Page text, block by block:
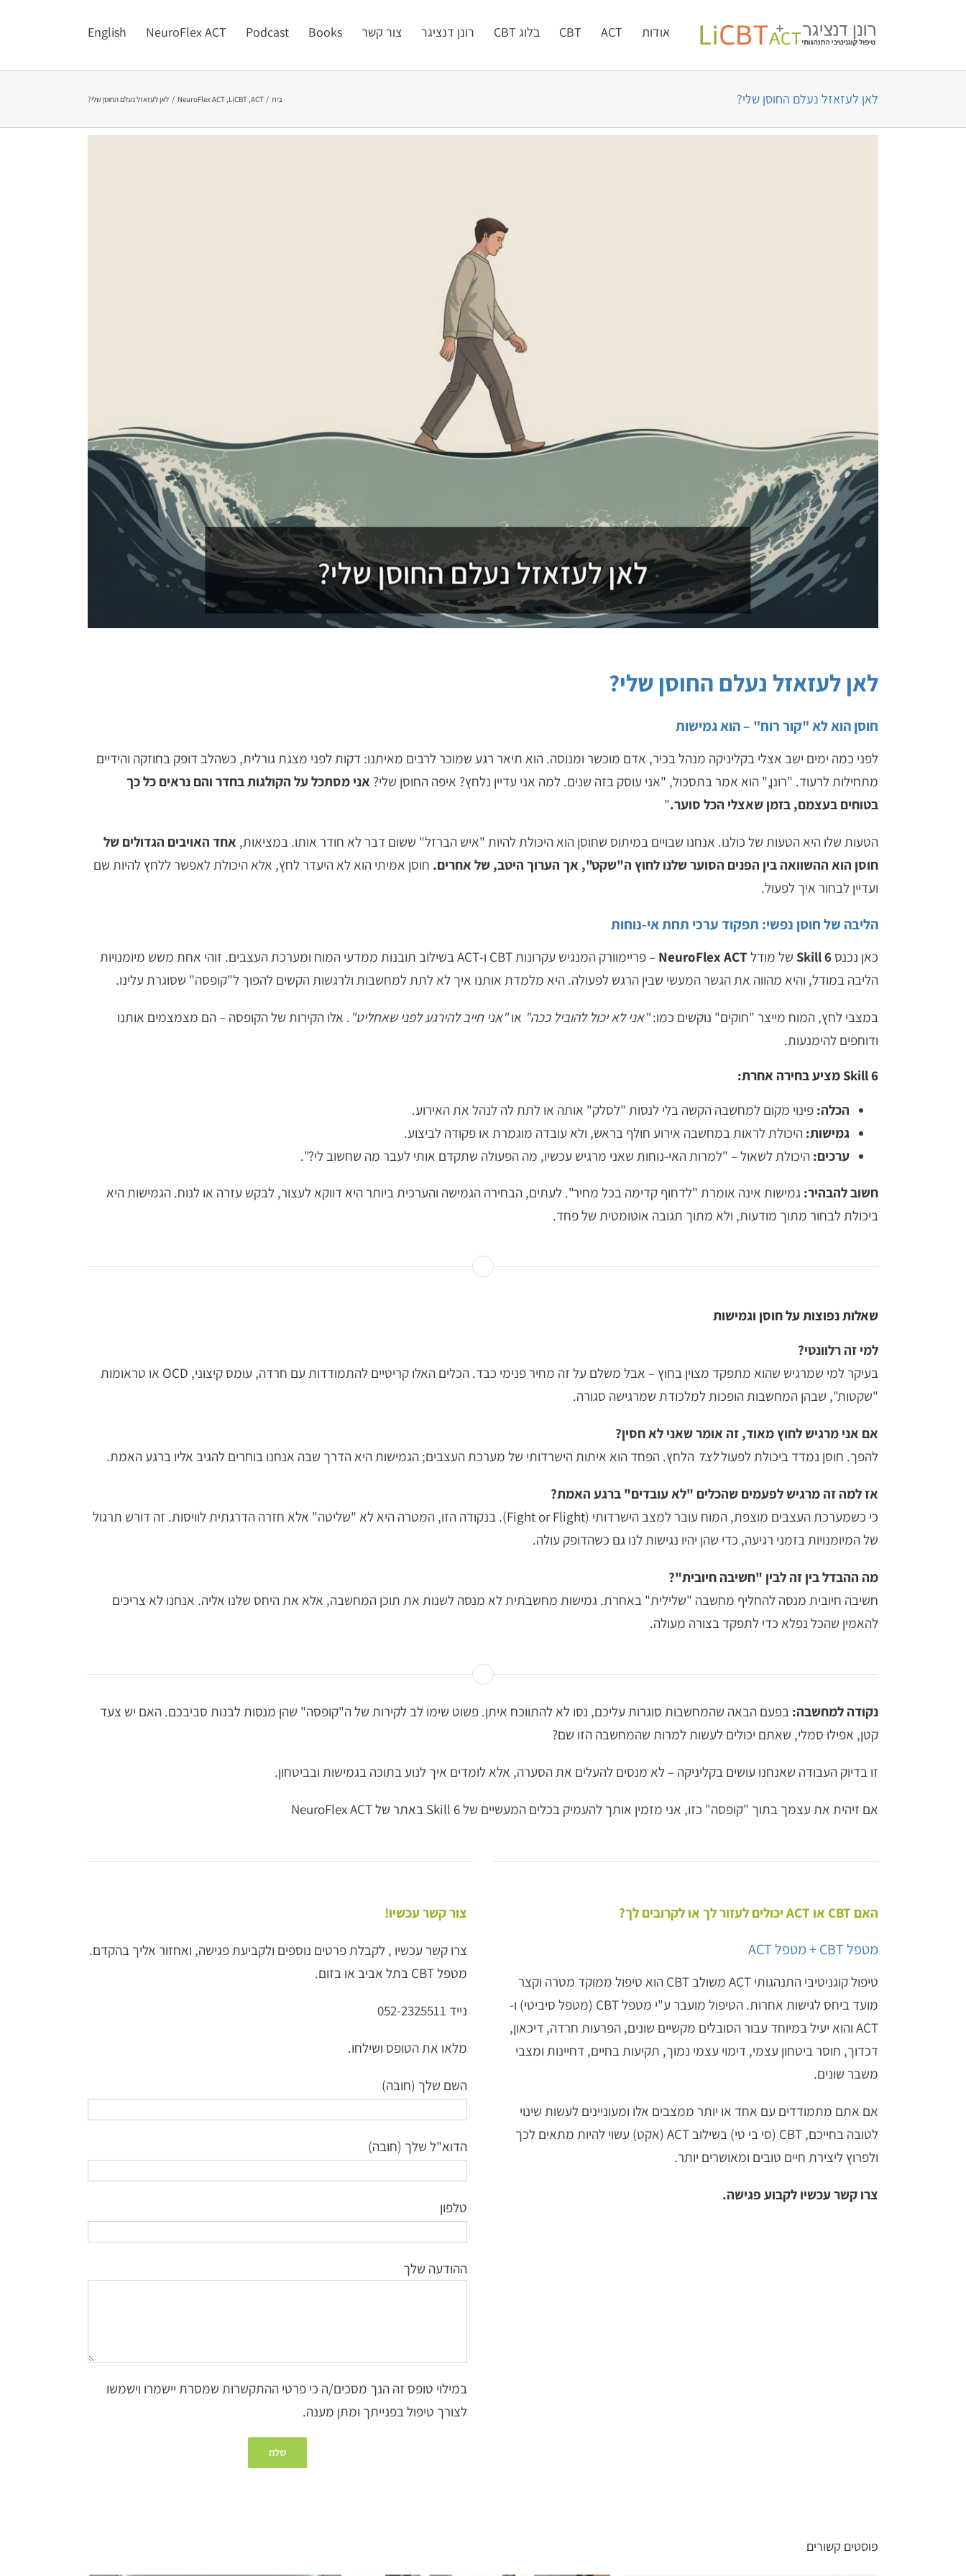
אודות ACT
CBT בלוג CBT רונן דנציגר צור קשר Books
Podcast
NeuroFlex ACT
English
לאן לעזאזל נעלם החוסן שלי? בית ACT
LiCBT
NeuroFlex ACT לאן לעזאזל נעלם החוסן שלי?
לאן לעזאזל נעלם החוסן שלי?
חוסן הוא לא "קור רוח" – הוא גמישות
לפני כמה ימים ישב אצלי בקליניקה מנהל בכיר, אדם מוכשר ומנוסה. הוא תיאר רגע שמוכר לרבים מאיתנו: דקות לפני מצגת גורלית, כשהלב דופק בחוזקה והידיים
מתחילות לרעוד. "רונן," הוא אמר בתסכול, "אני עוסק בזה שנים. למה אני עדיין נלחץ? איפה החוסן שלי? אני מסתכל על הקולגות בחדר והם נראים כל כך
בטוחים בעצמם, בזמן שאצלי הכל סוער."
הטעות שלו היא הטעות של כולנו. אנחנו שבויים במיתוס שחוסן הוא היכולת להיות "איש הברזל" ששום דבר לא חודר אותו. במציאות, אחד האויבים הגדולים של
חוסן הוא ההשוואה בין הפנים הסוער שלנו לחוץ ה"שקט", אך הערוך היטב, של אחרים. חוסן אמיתי הוא לא היעדר לחץ, אלא היכולת לאפשר ללחץ להיות שם
ועדיין לבחור איך לפעול.
הליבה של חוסן נפשי: תפקוד ערכי תחת אי-נוחות
כאן נכנס Skill 6 של מודל NeuroFlex ACT
– פריימוורק המנגיש עקרונות CBT ו-ACT בשילוב תובנות ממדעי המוח ומערכת העצבים. זוהי אחת משש מיומנויות
הליבה במודל, והיא מהווה את הגשר המעשי שבין הרגש לפעולה. היא מלמדת אותנו איך לא לתת למחשבות ולרגשות הקשים להפוך ל"קופסה" שסוגרת עלינו.
במצבי לחץ, המוח מייצר "חוקים" נוקשים כמו:"אני לא יכול להוביל ככה" או"אני חייב להירגע לפני שאחליט" . אלו הקירות של הקופסה – הם מצמצמים אותנו
ודוחפים להימנעות.
Skill 6 מציע בחירה אחרת:
הכלה: פינוי מקום למחשבה הקשה בלי לנסות "לסלק" אותה או לתת לה לנהל את האירוע.
גמישות: היכולת לראות במחשבה אירוע חולף בראש, ולא עובדה מוגמרת או פקודה לביצוע.
ערכים: היכולת לשאול – "למרות האי-נוחות שאני מרגיש עכשיו, מה הפעולה שתקדם אותי לעבר מה שחשוב לי?".
חשוב להבהיר: גמישות אינה אומרת "לדחוף קדימה בכל מחיר". לעתים, הבחירה הגמישה והערכית ביותר היא דווקא לעצור, לבקש עזרה או לנוח. הגמישות היא
ביכולת לבחור מתוך מודעות, ולא מתוך תגובה אוטומטית של פחד.
שאלות נפוצות על חוסן וגמישות
למי זה רלוונטי?
בעיקר למי שמרגיש שהוא מתפקד מצוין בחוץ – אבל משלם על זה מחיר פנימי כבד. הכלים האלו קריטיים להתמודדות עם חרדה, עומס קיצוני, OCD או טראומות
"שקטות", שבהן המחשבות הופכות למלכודת שמרגישה סגורה.
אם אני מרגיש לחוץ מאוד, זה אומר שאני לא חסין?
להפך. חוסן נמדד ביכולת לפעוללצד הלחץ. הפחד הוא איתות הישרדותי של מערכת העצבים; הגמישות היא הדרך שבה אנחנו בוחרים להגיב אליו ברגע האמת.
אז למה זה מרגיש לפעמים שהכלים "לא עובדים" ברגע האמת?
כי כשמערכת העצבים מוצפת, המוח עובר למצב הישרדותי (Fight or Flight). בנקודה הזו, המטרה היא לא "שליטה" אלא חזרה הדרגתית לוויסות. זה דורש תרגול
של המיומנויות בזמני רגיעה, כדי שהן יהיו נגישות לנו גם כשהדופק עולה.
מה ההבדל בין זה לבין "חשיבה חיובית"?
חשיבה חיובית מנסה להחליף מחשבה "שלילית" באחרת. גמישות מחשבתית לא מנסה לשנות את תוכן המחשבה, אלא את היחס שלנו אליה. אנחנו לא צריכים
להאמין שהכל נפלא כדי לתפקד בצורה מעולה.
נקודה למחשבה: בפעם הבאה שהמחשבות סוגרות עליכם, נסו לא להתווכח איתן. פשוט שימו לב לקירות של ה"קופסה" שהן מנסות לבנות סביבכם. האם יש צעד
קטן, אפילו סמלי, שאתם יכולים לעשות למרות שהמחשבה הזו שם?
זו בדיוק העבודה שאנחנו עושים בקליניקה – לא מנסים להעלים את הסערה, אלא לומדים איך לנוע בתוכה בגמישות ובביטחון.
אם זיהית את עצמך בתוך "קופסה" כזו, אני מזמין אותך להעמיק בכלים המעשיים שלSkill 6 באתר של NeuroFlex ACT
האם CBT או ACT יכולים לעזור לך או לקרובים לך?
מטפל CBT + מטפל ACT
טיפול קוגניטיבי התנהגותי ACT משולב CBT הוא טיפול ממוקד מטרה וקצר
מועד ביחס לגישות אחרות. הטיפול מועבר ע"י מטפל CBT (מטפל סיביטי) ו-
ACT והוא יעיל במיוחד עבור הסובלים מקשיים שונים, הפרעות חרדה, דיכאון,
דכדוך, חוסר ביטחון עצמי, דימוי עצמי נמוך, תקיעות בחיים, דחיינות ומצבי
משבר שונים.
אם אתם מתמודדים עם אחד או יותר ממצבים אלו ומעוניינים לעשות שינוי
לטובה בחייכם, CBT (סי בי טי) בשילוב ACT (אקט) עשוי להיות מתאים לכך
ולפרוץ ליצירת חיים טובים ומאושרים יותר.
צרו קשר עכשיו לקבוע פגישה.
צור קשר עכשיו!
צרו קשר עכשיו , לקבלת פרטים נוספים ולקביעת פגישה, ואחזור אליך בהקדם.
מטפל CBT בתל אביב
או בזום.
נייד 052-2325511
מלאו את הטופס ושילחו.
השם שלך (חובה)
הדוא"ל שלך (חובה)
טלפון
ההודעה שלך
במילוי טופס זה הנך מסכים/ה כי פרטי ההתקשרות שמסרת יישמרו וישמשו
לצורך טיפול בפנייתך ומתן מענה.
פוסטים קשורים